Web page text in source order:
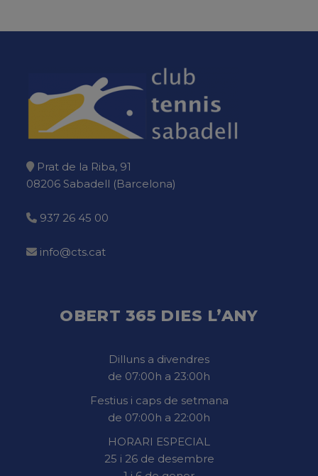
Prat de la Riba, 91
08206 Sabadell (Barcelona)
937 26 45 00
info@cts.cat
OBERT 365 DIES L’ANY
Dilluns a divendres
de 07:00h a 23:00h
Festius i caps de setmana
de 07:00h a 22:00h
HORARI ESPECIAL
25 i 26 de desembre